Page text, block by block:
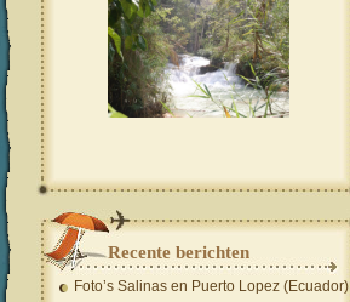
Recente berichten
Foto’s Salinas en Puerto Lopez (Ecuador)